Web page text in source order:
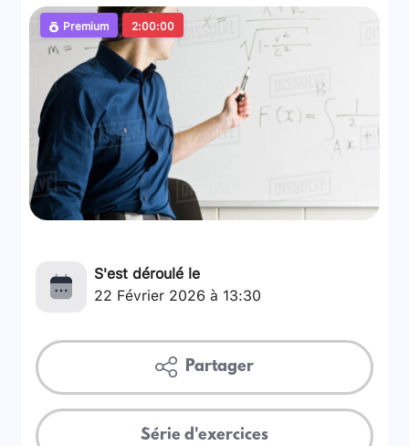
Premium 2:00:00
S'est déroulé le
22 Février 2026 à 13:30
Partager
Série d'exercices